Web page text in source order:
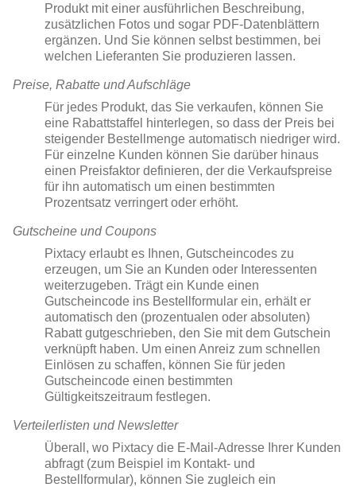
Produkt mit einer ausführlichen Beschreibung,
zusätzlichen Fotos und sogar PDF-Datenblättern
ergänzen. Und Sie können selbst bestimmen, bei
welchen Lieferanten Sie produzieren lassen.
Preise, Rabatte und Aufschläge
Für jedes Produkt, das Sie verkaufen, können Sie
eine Rabattstaffel hinterlegen, so dass der Preis bei
steigender Bestellmenge automatisch niedriger wird.
Für einzelne Kunden können Sie darüber hinaus
einen Preisfaktor definieren, der die Verkaufspreise
für ihn automatisch um einen bestimmten
Prozentsatz verringert oder erhöht.
Gutscheine und Coupons
Pixtacy erlaubt es Ihnen, Gutscheincodes zu
erzeugen, um Sie an Kunden oder Interessenten
weiterzugeben. Trägt ein Kunde einen
Gutscheincode ins Bestellformular ein, erhält er
automatisch den (prozentualen oder absoluten)
Rabatt gutgeschrieben, den Sie mit dem Gutschein
verknüpft haben. Um einen Anreiz zum schnellen
Einlösen zu schaffen, können Sie für jeden
Gutscheincode einen bestimmten
Gültigkeitszeitraum festlegen.
Verteilerlisten und Newsletter
Überall, wo Pixtacy die E-Mail-Adresse Ihrer Kunden
abfragt (zum Beispiel im Kontakt- und
Bestellformular), können Sie zugleich ein